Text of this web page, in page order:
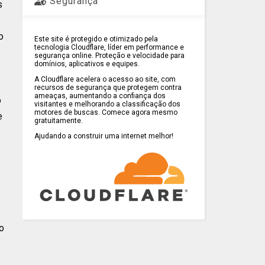
Este site é protegido e otimizado pela
tecnologia Cloudflare, líder em performance e
segurança online. Proteção e velocidade para
domínios, aplicativos e equipes.
A Cloudflare acelera o acesso ao site, com
recursos de segurança que protegem contra
ameaças, aumentando a confiança dos
visitantes e melhorando a classificação dos
motores de buscas. Comece agora mesmo
gratuitamente.
Ajudando a construir uma internet melhor!